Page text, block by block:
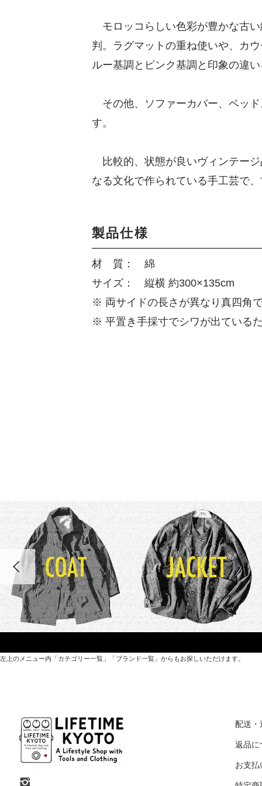
モロッコらしい色彩が豊かな古
判。ラグマットの重ね使いや、カ
ルー基調とピンク基調と印象の違
その他、ソファーカバー、ベッ
す。
比較的、状態が良いヴィンテー
なる文化で作られている手工芸で
製品仕様
材 質： 綿
サイズ： 縦横 約300×135cm
※ 両サイドの長さが異なり真四角
※ 平置き手採寸でシワが出ている
左上のメニュー内「カテゴリー一覧」「ブランド一覧」からもお探しいただけます。
オリジナルを含むファッションアイテムが中心の
京都・紫野にあるライフスタイルショップです。
京都府京都市北区紫野上築山町21（1階と2階）
配送・
返品に
お支払